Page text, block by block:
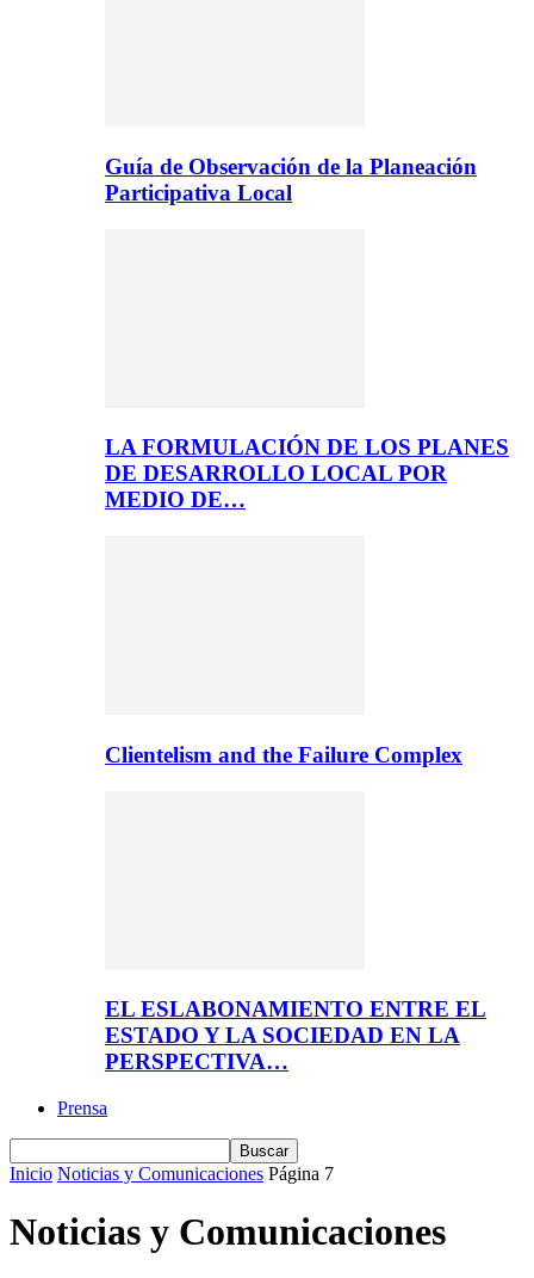
Guía de Observación de la Planeación
Participativa Local
LA FORMULACIÓN DE LOS PLANES
DE DESARROLLO LOCAL POR
MEDIO DE…
Clientelism and the Failure Complex
EL ESLABONAMIENTO ENTRE EL
ESTADO Y LA SOCIEDAD EN LA
PERSPECTIVA…
Prensa
Inicio Noticias y Comunicaciones Página 7
Noticias y Comunicaciones